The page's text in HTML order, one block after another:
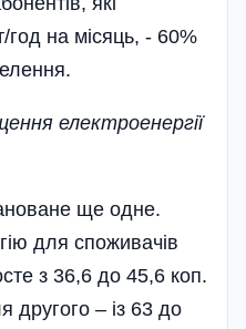
на місяць, - 60%
електроенергії
ще одне.
для споживачів
з 36,6 до 45,6 коп.
другого – із 63 до